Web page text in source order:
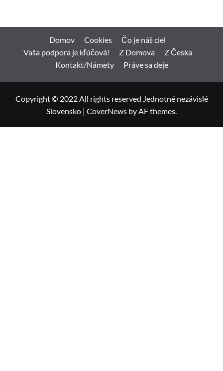
Domov Cookies
Čo je náš ciel
Vaša podpora je kľúčová!
Z Domova
Z Česka
Kontakt/Námety
Práve sa deje
Copyright © 2022 All rights reserved Jednotné nezávislé
Slovensko | CoverNews by AF themes.